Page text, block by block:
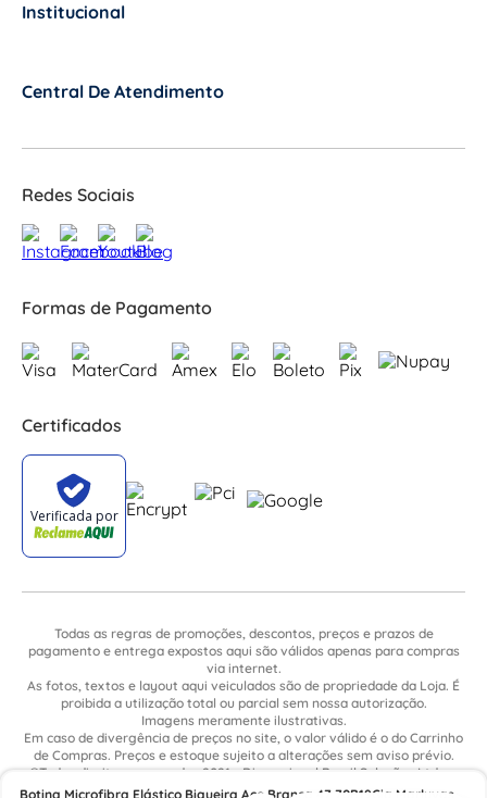
Botina Microfibra Elástico Biqueira Aço Branca 47 70B19Gia Marluvas
Institucional
Central De Atendimento
Redes Sociais
Formas de Pagamento
Certificados
Todas as regras de promoções, descontos, preços e prazos de
pagamento e entrega expostos aqui são válidos apenas para compras
via internet.
As fotos, textos e layout aqui veiculados são de propriedade da Loja. É
proibida a utilização total ou parcial sem nossa autorização.
Imagens meramente ilustrativas.
Em caso de divergência de preços no site, o valor válido é o do Carrinho
de Compras. Preços e estoque sujeito a alterações sem aviso prévio.
©Todos direitos reservados 2021 - Dimensional Brasil Soluções Ltda. -
CNPJ: 06.913.480/0015-63 - Avenida Armando Ragonha, 190 - Bairro